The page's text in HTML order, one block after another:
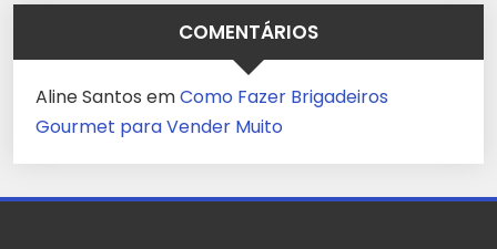
COMENTÁRIOS
Aline Santos emComo Fazer Brigadeiros
Gourmet para Vender Muito